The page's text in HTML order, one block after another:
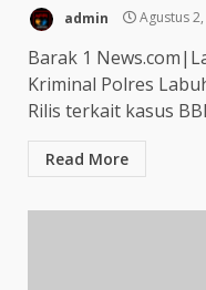
admin Agustus
Barak 1
Kriminal Polres
Rilis terkait kasus
Read More